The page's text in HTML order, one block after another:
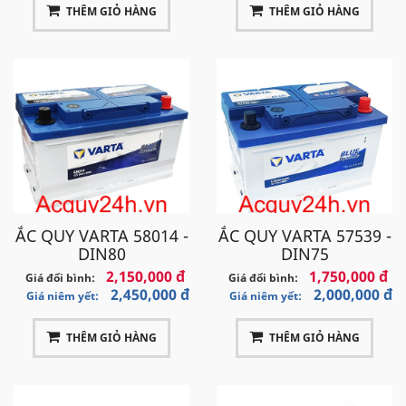
Ắc quy Delkor DIN58039 12V - 80Ah- Bảo hành 6
tháng
Ắc quy Amaron DIN80 12V - 80Ah- Bảo hành 9
tháng
ẮC QUY VARTA AGM LN4 12V - 80Ah- Bảo hành 12
tháng
Ắc quy Mercedes C250 2015+
Ắc quy Delkor DIN57539 12V - 75Ah- Bảo hành 6
tháng
Ắc quy Varta DIN57539 12V - 75Ah - Bảo hành 6
tháng
THÊM GIỎ HÀNG THÊM GIỎ HÀNG
ẮC QUY VARTA 58014 -
DIN80
Giá đổi bình: 2,150,000 đ
Giá niêm yết: 2,450,000 đ
THÊM GIỎ HÀNG
ẮC QUY VARTA 57539 -
DIN75
Giá đổi bình: 1,750,000 đ
Giá niêm yết: 2,000,000 đ
THÊM GIỎ HÀNG